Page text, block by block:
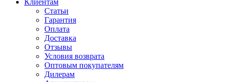
Статьи
Гарантия
Оплата
Доставка
Отзывы
Условия возврата
Оптовым покупателям
Дилерам